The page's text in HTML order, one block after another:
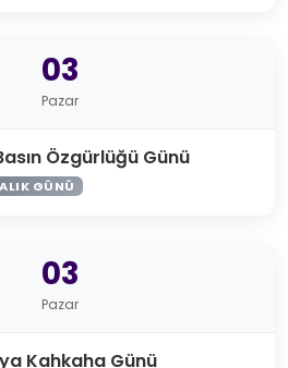
03
Pazar
Özgürlüğü Günü
GÜNÜ
03
Pazar
Kahkaha Günü